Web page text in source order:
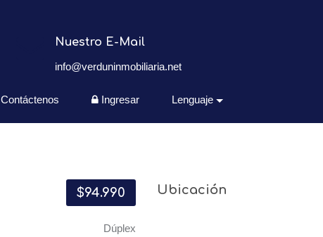
Nuestro E-Mail
info@verduninmobiliaria.net
Contáctenos Ingresar Lenguaje
$94.990
Dúplex
Ubicación